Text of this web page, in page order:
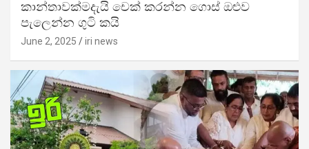
කාන්තාවක්මදැයි චෙක් කරන්න ගොස් ඔළුව
පැලෙන්න ගුටි කයි
June 2, 2025 iri news